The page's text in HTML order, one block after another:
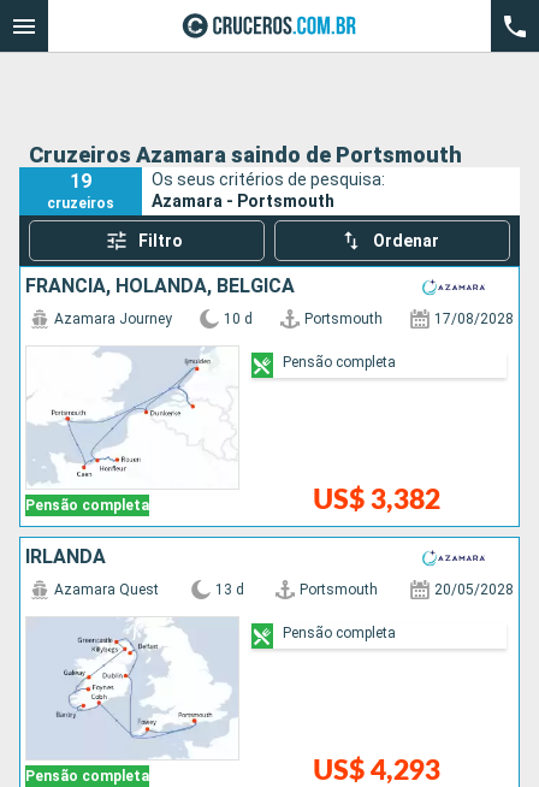
Cruzeiros Azamara saindo de Portsmouth
19
cruzeiros
Os seus critérios de pesquisa:
Azamara - Portsmouth
Filtro Ordenar
FRANCIA, HOLANDA, BÉLGICA
Pensão completa
Azamara Journey 10 d Portsmouth 17/08/2028
US$ 3,382
Pensão completa
IRLANDA
Pensão completa
Azamara Quest 13 d Portsmouth 20/05/2028
US$ 4,293
Pensão completa